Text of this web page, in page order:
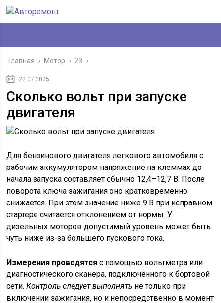
Главная › Мотор › 23 ›
22.07.2025
Сколько вольт при запуске
двигателя
Для бензинового двигателя легкового автомобиля с
рабочим аккумулятором напряжение на клеммах до
начала запуска составляет обычно 12,4–12,7 В. После
поворота ключа зажигания оно кратковременно
снижается. При этом значение ниже 9 В при исправном
стартере считается отклонением от нормы. У
дизельных моторов допустимый уровень может быть
чуть ниже из-за большего пускового тока.
Измерения проводятся с помощью вольтметра или
диагностического сканера, подключённого к бортовой
сети.Контроль следует выполнять не только при
включении зажигания, но и непосредственно в момент